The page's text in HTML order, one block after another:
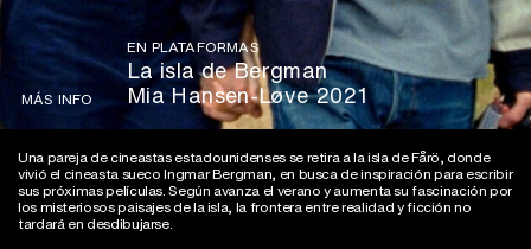
EN PLATAFORMAS
La isla de Bergman
Mia Hansen-Løve 2021
MÁS INFO
Una pareja de cineastas estadounidenses se retira a la isla de Fårö, donde
vivió el cineasta sueco Ingmar Bergman, en busca de inspiración para escribir
sus próximas películas. Según avanza el verano y aumenta su fascinación por
los misteriosos paisajes de la isla, la frontera entre realidad y ficción no
tardará en desdibujarse.